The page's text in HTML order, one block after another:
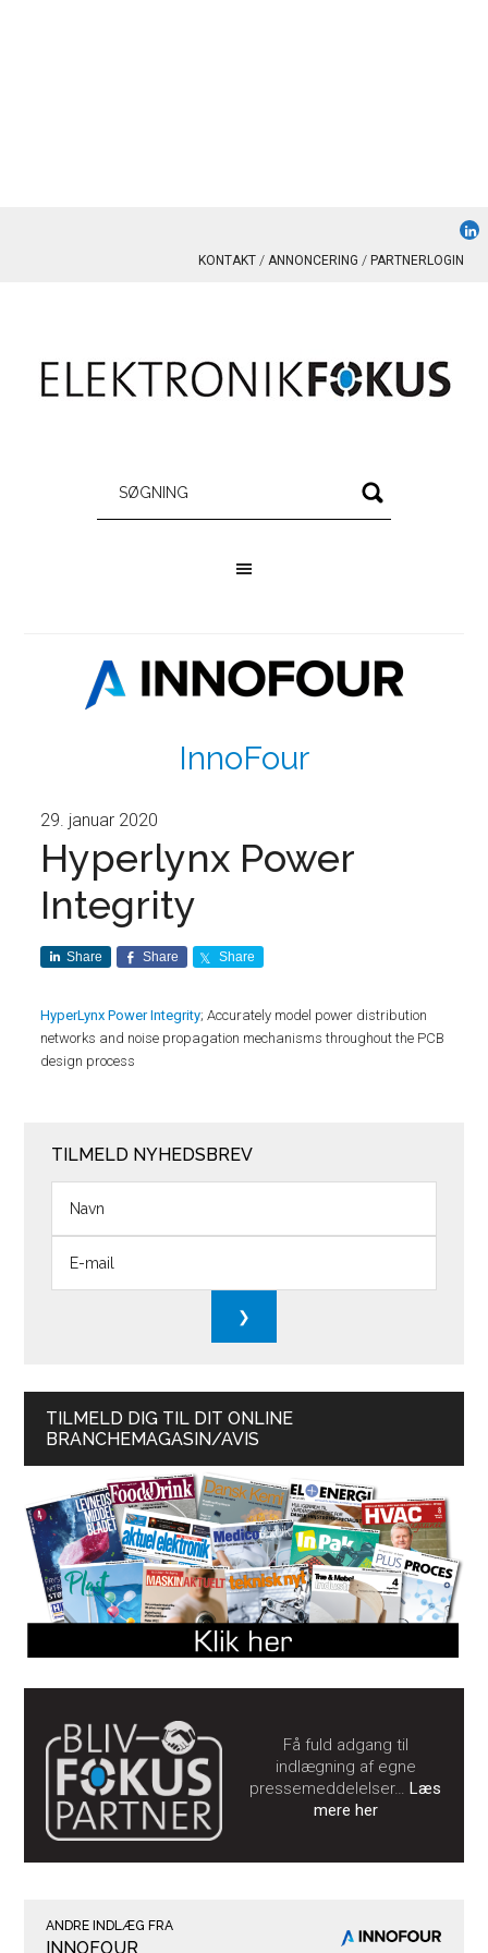
KONTAKT ANNONCERING PARTNERLOGIN
InnoFour
29. januar 2020
Hyperlynx Power
Integrity
Share Share Share
HyperLynx Power Integrity; Accurately model power distribution
networks and noise propagation mechanisms throughout the PCB
design process
TILMELD NYHEDSBREV
TILMELD DIG TIL DIT ONLINE
BRANCHEMAGASIN/AVIS
Få fuld adgang til
indlægning af egne
pressemeddelelser…Læs
mere her
ANDRE INDLÆG FRA
INNOFOUR